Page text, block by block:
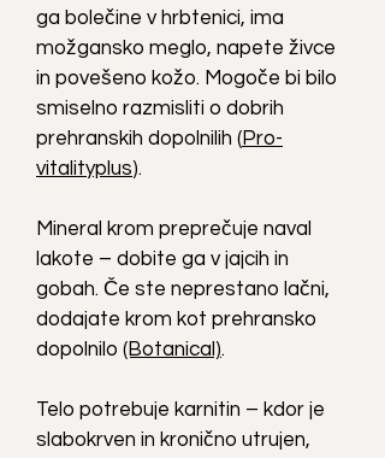
ga bolečine v hrbtenici, ima
možgansko meglo, napete živce
in povešeno kožo. Mogoče bi bilo
smiselno razmisliti o dobrih
prehranskih dopolnilih (Pro-
vitalityplus).
Mineral krom preprečuje naval
lakote – dobite ga v jajcih in
gobah. Če ste neprestano lačni,
dodajate krom kot prehransko
dopolnilo (Botanical).
Telo potrebuje karnitin – kdor je
slabokrven in kronično utrujen,